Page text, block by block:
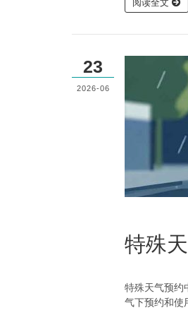
阅读全文
特殊
特殊天气预约
气下预约和使
23
2026-06